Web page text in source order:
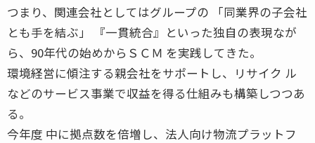
つまり、関連会社としてはグループの 「同業界の子会社
とも手を結ぶ」 『一貫統合』といった独自の表現なが
ら、90年代の始めからＳＣＭ を実践してきた。
環境経営に傾注する親会社をサポートし、リサイク ル
などのサービス事業で収益を得る仕組みも構築しつつあ
る。
今年度 中に拠点数を倍増し、法人向け物流プラットフ